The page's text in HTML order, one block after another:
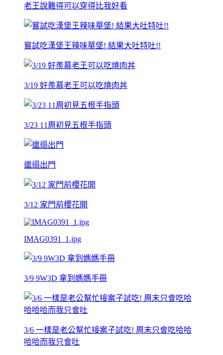
老王說難得可以穿得比我好看
嘗試吃漢堡王辣味華堡! 結果大吐特吐!!
3/19 好羨慕老王可以吃燒肉丼
3/23 11周初見五根手指頭
邋遢出門
3/12 家門前櫻花開
IMAG0391_1.jpg
3/9 9W3D 拿到媽媽手冊
3/6 一樣是老公幫忙接案子試吃! 周末只會吃哈哈
哈哈而我只會吐